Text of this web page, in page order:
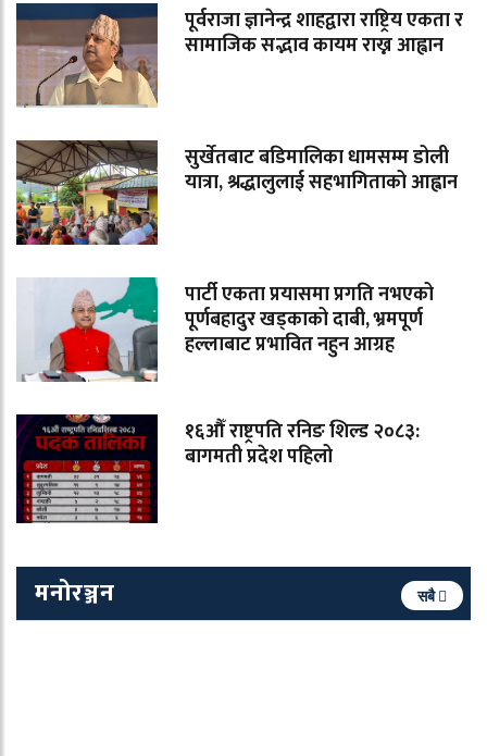
पूर्वराजा ज्ञानेन्द्र शाहद्वारा राष्ट्रिय एकता र
सामाजिक सद्भाव कायम राख्न आह्वान
सुर्खेतबाट बडिमालिका धामसम्म डोली
यात्रा, श्रद्धालुलाई सहभागिताको आह्वान
पार्टी एकता प्रयासमा प्रगति नभएको
पूर्णबहादुर खड्काको दाबी, भ्रमपूर्ण
हल्लाबाट प्रभावित नहुन आग्रह
१६औँ राष्ट्रपति रनिङ शिल्ड २०८३:
बागमती प्रदेश पहिलो
मनोरञ्जन सबै